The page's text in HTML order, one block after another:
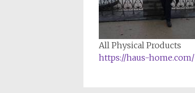
All Physical Products
https://haus-home.com/